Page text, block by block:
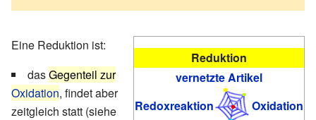
Reduktion
vernetzte Artikel
Redoxreaktion
Oxidation
Eine Reduktion ist:
dasGegenteil zur
Oxidation, findet aber
zeitgleich statt (siehe